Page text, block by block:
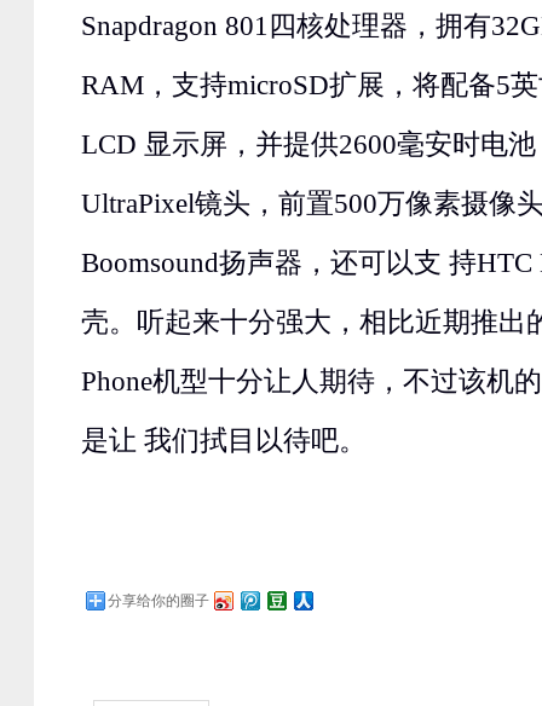
Snapdragon 801四核处理器，拥有
RAM，支持microSD扩展，将配备5英
LCD 显示屏，并提供2600毫安时电
UltraPixel镜头，前置500万像素摄像
Boomsound扬声器，还可以支 持
壳。听起来十分强大，相比近期推出
Phone机型十分让人期待，不过该机
是让 我们拭目以待吧。
分享给你的圈子